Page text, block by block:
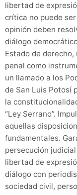
libertad de
crítica no puede
opinión deben
diálogo
Estado de
penal como
un llamado a los
de San Luis Potosí
la
“Ley Serrano”.
aquellas
fundamentales.
persecución
libertad de
diálogo con
sociedad civil,